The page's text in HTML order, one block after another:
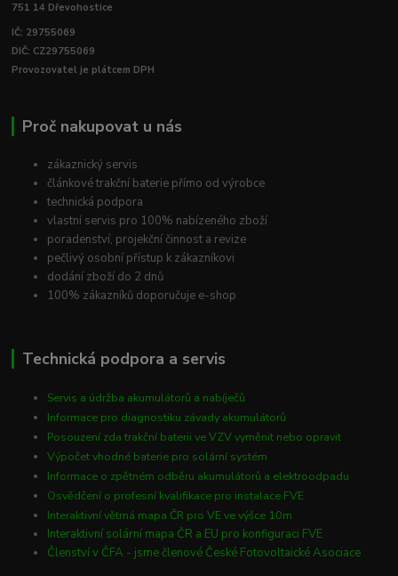
751 14 Dřevohostice
IČ: 29755069
DIČ: CZ29755069
Provozovatel je plátcem DPH
Proč nakupovat u nás
zákaznický servis
článkové trakční baterie přímo od výrobce
technická podpora
vlastní servis pro 100% nabízeného zboží
poradenství, projekční činnost a revize
pečlivý osobní přístup k zákazníkovi
dodání zboží do 2 dnů
100% zákazníků doporučuje e-shop
Technická podpora a servis
Servis a údržba akumulátorů a nabíječů
Informace pro diagnostiku závady akumulátorů
Posouzení zda trakční baterii ve VZV vyměnit nebo opravit
Výpočet vhodné baterie pro solární systém
Informace o zpětném odběru akumulátorů a elektroodpadu
Osvědčení o profesní kvalifikace pro instalace FVE
Interaktivní větrná mapa ČR pro VE ve výšce 10m
Interaktivní solární mapa ČR a EU pro konfiguraci FVE
Členství v ČFA - jsme členové České Fotovoltaické Asociace